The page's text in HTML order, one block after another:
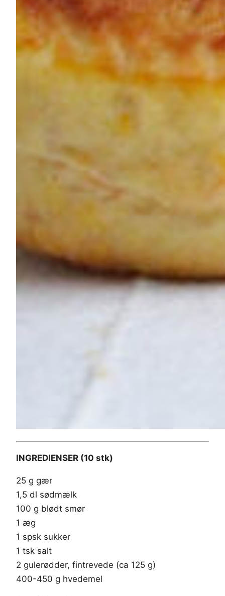
INGREDIENSER (10 stk)
25 g gær
1,5 dl sødmælk
100 g blødt smør
1 æg
1 spsk sukker
1 tsk salt
2 gulerødder, fintrevede (ca 125 g)
400-450 g hvedemel